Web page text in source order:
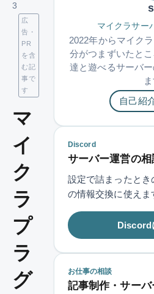
3
広
告・
PR
を含
む記
事で
す
マ
イ
ク
ラ
プ
ラ
グ
マイクラサー
2022年からマイク
分がつまずいたと
達と遊べるサーバ
自己紹
Discord
サーバー運営の
設定で詰まったと
の情報交換に使えま
Discord
お仕事の相談
記事制作・サー